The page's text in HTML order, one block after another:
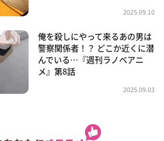
2025.09.10
俺を殺しにやって来るあの男は
警察関係者！？ どこか近くに潜
んでいる…『週刊ラノベアニ
メ』第8話
2025.09.03